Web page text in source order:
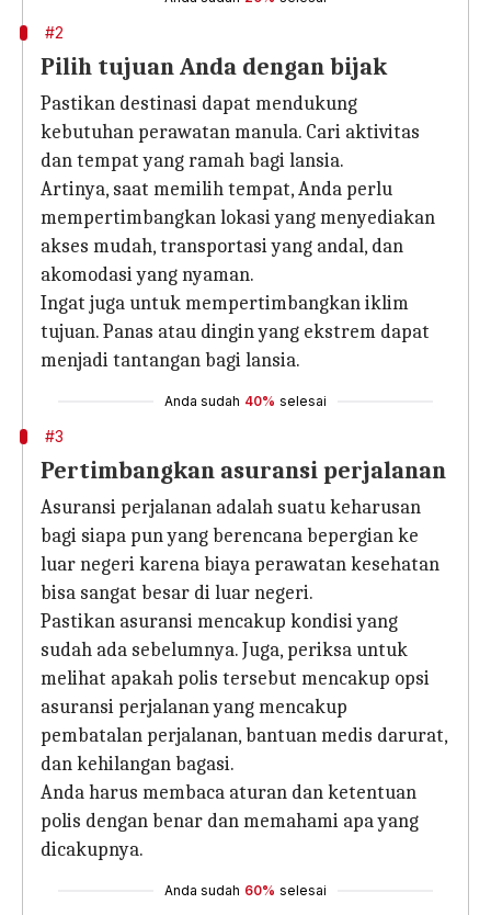
#2
Pilih tujuan Anda dengan bijak
Pastikan destinasi dapat mendukung
kebutuhan perawatan manula. Cari aktivitas
dan tempat yang ramah bagi lansia.
Artinya, saat memilih tempat, Anda perlu
mempertimbangkan lokasi yang menyediakan
akses mudah, transportasi yang andal, dan
akomodasi yang nyaman.
Ingat juga untuk mempertimbangkan iklim
tujuan. Panas atau dingin yang ekstrem dapat
menjadi tantangan bagi lansia.
Anda sudah 40% selesai
#3
Pertimbangkan asuransi perjalanan
Asuransi perjalanan adalah suatu keharusan
bagi siapa pun yang berencana bepergian ke
luar negeri karena biaya perawatan kesehatan
bisa sangat besar di luar negeri.
Pastikan asuransi mencakup kondisi yang
sudah ada sebelumnya. Juga, periksa untuk
melihat apakah polis tersebut mencakup opsi
asuransi perjalanan yang mencakup
pembatalan perjalanan, bantuan medis darurat,
dan kehilangan bagasi.
Anda harus membaca aturan dan ketentuan
polis dengan benar dan memahami apa yang
dicakupnya.
Anda sudah 60% selesai